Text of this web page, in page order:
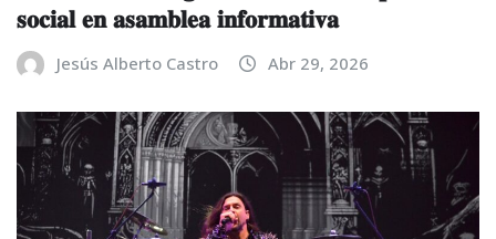
𝐬𝐨𝐜𝐢𝐚𝐥 𝐞𝐧 𝐚𝐬𝐚𝐦𝐛𝐥𝐞𝐚 𝐢𝐧𝐟𝐨𝐫𝐦𝐚𝐭𝐢𝐯𝐚
Jesús Alberto Castro Abr 29, 2026